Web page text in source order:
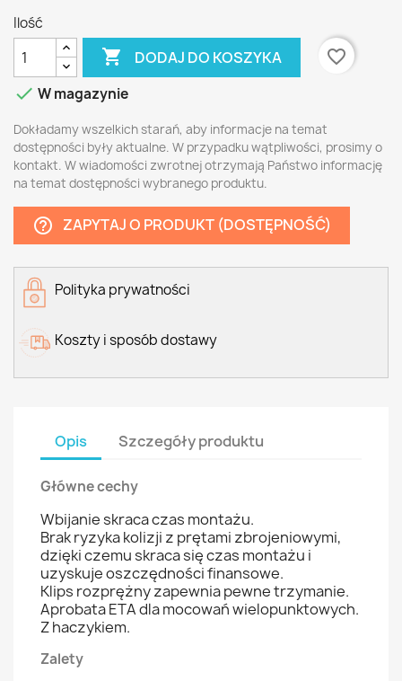
Ilość
 DODAJ DO KOSZYKA
favorite_border
 W magazynie
Dokładamy wszelkich starań, aby informacje na temat
dostępności były aktualne. W przypadku wątpliwości, prosimy o
kontakt. W wiadomości zwrotnej otrzymają Państwo informację
na temat dostępności wybranego produktu.
help_outline ZAPYTAJ O PRODUKT (DOSTĘPNOŚĆ)
Polityka prywatności
Koszty i sposób dostawy
Opis Szczegóły produktu
Główne cechy
Wbijanie skraca czas montażu.
Brak ryzyka kolizji z prętami zbrojeniowymi,
dzięki czemu skraca się czas montażu i
uzyskuje oszczędności finansowe.
Klips rozprężny zapewnia pewne trzymanie.
Aprobata ETA dla mocowań wielopunktowych.
Z haczykiem.
Zalety